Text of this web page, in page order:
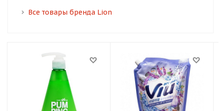
Все товары бренда Lion